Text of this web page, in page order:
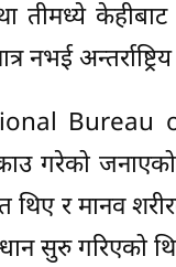
केहीबाट
नभई
गरेको जनाएको
थिए र मानव
सुरु गरिएको